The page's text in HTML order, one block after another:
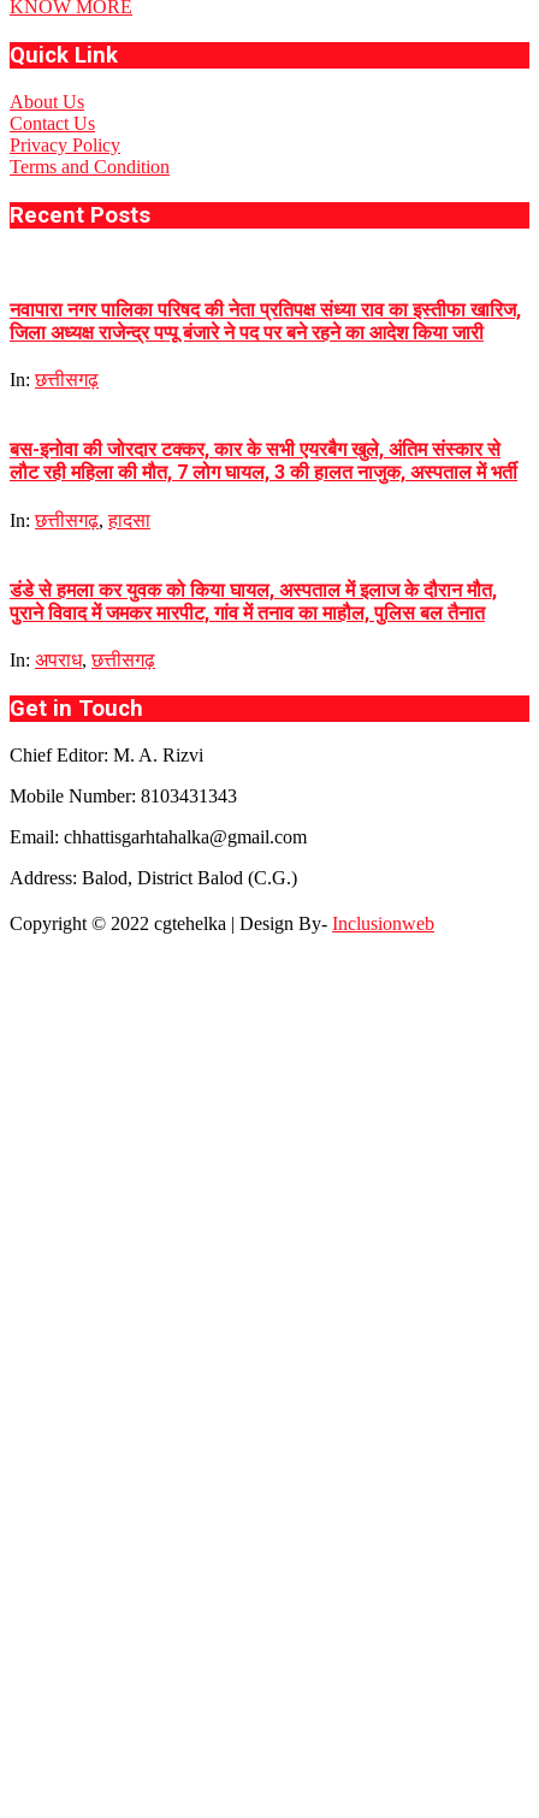
KNOW MORE
Quick Link
About Us
Contact Us
Privacy Policy
Terms and Condition
Recent Posts
नवापारा नगर पालिका परिषद की नेता प्रतिपक्ष संध्या राव का इस्तीफा खारिज,
जिला अध्यक्ष राजेन्द्र पप्पू बंजारे ने पद पर बने रहने का आदेश किया जारी
In: छत्तीसगढ़
बस-इनोवा की जोरदार टक्कर, कार के सभी एयरबैग खुले, अंतिम संस्कार से
लौट रही महिला की मौत, 7 लोग घायल, 3 की हालत नाजुक, अस्पताल में भर्ती
In: छत्तीसगढ़,हादसा
डंडे से हमला कर युवक को किया घायल, अस्पताल में इलाज के दौरान मौत,
पुराने विवाद में जमकर मारपीट, गांव में तनाव का माहौल, पुलिस बल तैनात
In: अपराध,छत्तीसगढ़
Get in Touch
Chief Editor: M. A. Rizvi
Mobile Number: 8103431343
Email: chhattisgarhtahalka@gmail.com
Address: Balod, District Balod (C.G.)
Copyright © 2022 cgtehelka | Design By- Inclusionweb